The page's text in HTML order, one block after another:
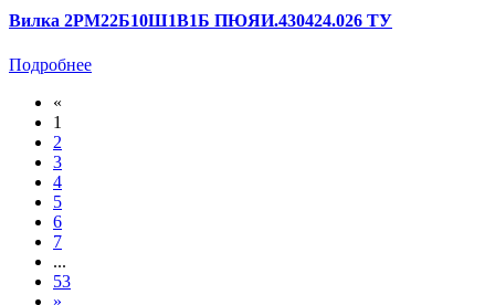
Вилка 2РМ22Б10Ш1В1Б ПЮЯИ.430424.026 ТУ
Подробнее
«
1
2
3
4
5
6
7
...
53
»